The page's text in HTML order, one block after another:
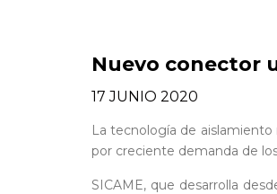
Nuevo conector
17 JUNIO 2020
La tecnología de
por creciente demanda de
SICAME, que desarrolla